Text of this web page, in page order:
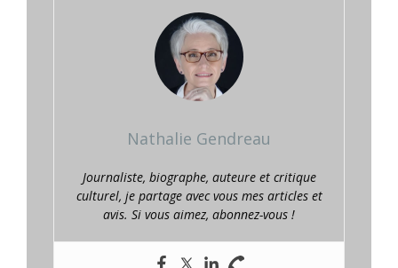
Nathalie Gendreau
Journaliste, biographe, auteure et critique
culturel, je partage avec vous mes articles et
avis. Si vous aimez, abonnez-vous !